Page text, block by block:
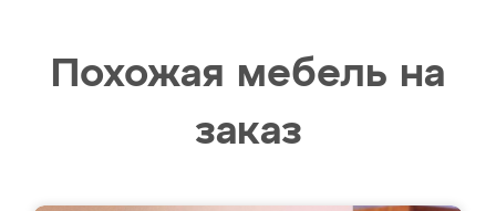
Похожая мебель на
заказ